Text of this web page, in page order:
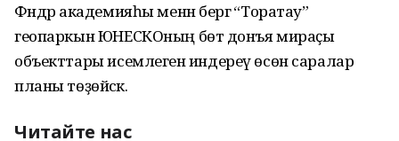
Фәндәр академияһы менән бергә “Торатау”
геопаркын ЮНЕСКОның бөтә донъя мираҫы
объекттары исемлегенә индереү өсөн саралар
планы төҙөйәсәк.
Читайте нас